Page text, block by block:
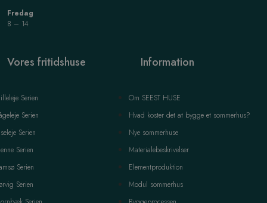
Fredag
8 – 14
Vores fritidshuse
Serien
Serien
Serien
Serien
Serien
Serien
Information
Om SEEST HUSE
Hvad koster det at bygge et sommerhus?
Nye sommerhuse
Materialebeskrivelser
Elementproduktion
Modul sommerhus